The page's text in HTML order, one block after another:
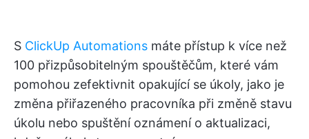
S ClickUp Automations máte přístup k více než
100 přizpůsobitelným spouštěčům, které vám
pomohou zefektivnit opakující se úkoly, jako je
změna přiřazeného pracovníka při změně stavu
úkolu nebo spuštění oznámení o aktualizaci,